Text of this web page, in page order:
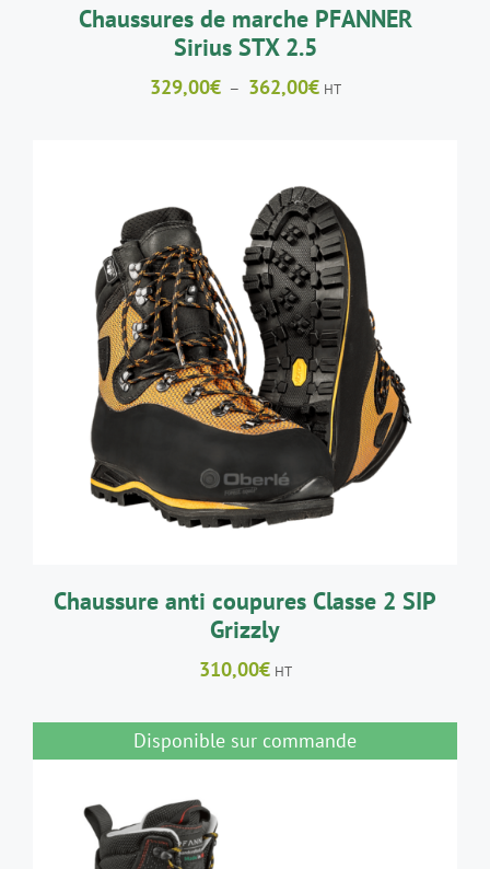
LA
PAGE
DU
PRODUIT
Chaussures de marche PFANNER
Sirius STX 2.5
329,00€ – 362,00€Plage
à
362,00€
HT
CHOIX DES OPTIONS CE
PRODUIT
A
PLUSIEURS
VARIATIONS.
OPTIONS
PEUVENT
ÊTRE
LA
PAGE
/ DÉTAILS
Chaussure anti coupures Classe 2 SIP
Grizzly
310,00€ HT
Disponible sur commande